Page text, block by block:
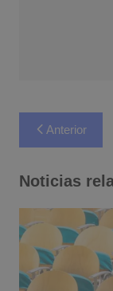
Navegación
de
entradas
Anterior
Noticias